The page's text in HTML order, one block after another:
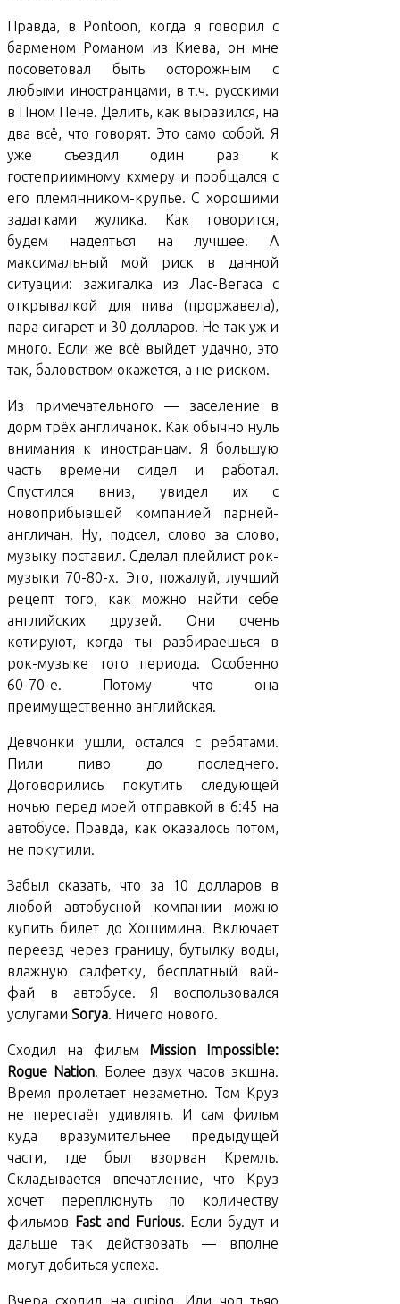
Правда, в Pontoon, когда я говорил с
барменом Романом из Киева, он мне
посоветовал быть осторожным с
любыми иностранцами, в т.ч. русскими
в Пном Пене. Делить, как выразился, на
два всё, что говорят. Это само собой. Я
уже съездил один раз к
гостеприимному кхмеру и пообщался с
его племянником-крупье. С хорошими
задатками жулика. Как говорится,
будем надеяться на лучшее. А
максимальный мой риск в данной
ситуации: зажигалка из Лас-Вегаса с
открывалкой для пива (проржавела),
пара сигарет и 30 долларов. Не так уж и
много. Если же всё выйдет удачно, это
так, баловством окажется, а не риском.
Из примечательного — заселение в
дорм трёх англичанок. Как обычно нуль
внимания к иностранцам. Я большую
часть времени сидел и работал.
Спустился вниз, увидел их с
новоприбывшей компанией парней-
англичан. Ну, подсел, слово за слово,
музыку поставил. Сделал плейлист рок-
музыки 70-80-х. Это, пожалуй, лучший
рецепт того, как можно найти себе
английских друзей. Они очень
котируют, когда ты разбираешься в
рок-музыке того периода. Особенно
60-70-е. Потому что она
преимущественно английская.
Девчонки ушли, остался с ребятами.
Пили пиво до последнего.
Договорились покутить следующей
ночью перед моей отправкой в 6:45 на
автобусе. Правда, как оказалось потом,
не покутили.
Забыл сказать, что за 10 долларов в
любой автобусной компании можно
купить билет до Хошимина. Включает
переезд через границу, бутылку воды,
влажную салфетку, бесплатный вай-
фай в автобусе. Я воспользовался
услугами Sorya. Ничего нового.
Сходил на фильм Mission Impossible:
Rogue Nation. Более двух часов экшна.
Время пролетает незаметно. Том Круз
не перестаёт удивлять. И сам фильм
куда вразумительнее предыдущей
части, где был взорван Кремль.
Складывается впечатление, что Круз
хочет переплюнуть по количеству
фильмов Fast and Furious. Если будут и
дальше так действовать — вполне
могут добиться успеха.
Вчера сходил на cuping. Или чоп тьяо